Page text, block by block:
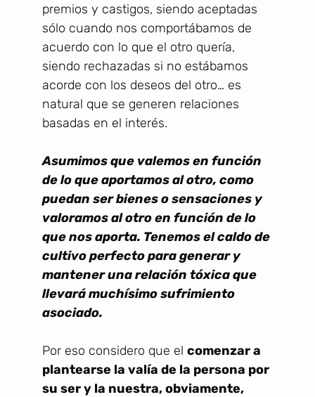
premios y castigos, siendo aceptadas
sólo cuando nos comportábamos de
acuerdo con lo que el otro quería,
siendo rechazadas si no estábamos
acorde con los deseos del otro… es
natural que se generen relaciones
basadas en el interés.
Asumimos que valemos en función
de lo que aportamos al otro, como
puedan ser bienes o sensaciones y
valoramos al otro en función de lo
que nos aporta. Tenemos el caldo de
cultivo perfecto para generar y
mantener una relación tóxica que
llevará muchísimo sufrimiento
asociado.
Por eso considero que el comenzar a
plantearse la valía de la persona por
su ser y la nuestra, obviamente,